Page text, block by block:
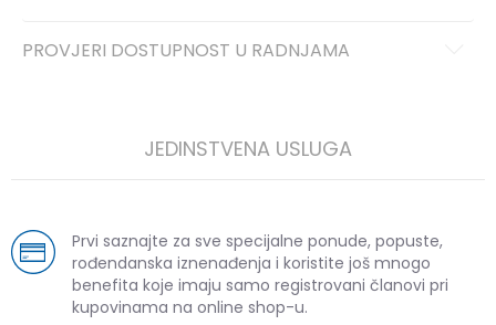
PROVJERI DOSTUPNOST U RADNJAMA
JEDINSTVENA USLUGA
Prvi saznajte za sve specijalne ponude, popuste,
rođendanska iznenađenja i koristite još mnogo
benefita koje imaju samo registrovani članovi pri
kupovinama na online shop-u.